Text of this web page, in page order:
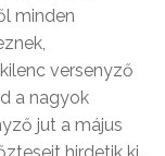
minden
versenyző
a nagyok
jut a május